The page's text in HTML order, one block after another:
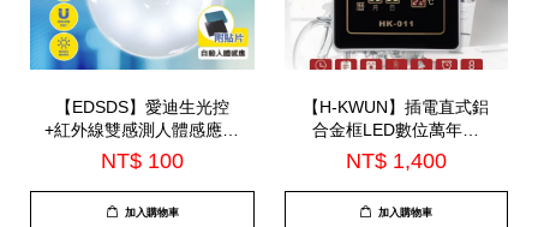
【EDSDS】愛迪生光控
+紅外線雙感測人體感應燈
(EDS-IL6W)
NT$ 100
加入購物車
【H-KWUN】插電直式鋁
合金框LED數位萬年曆
(HK-011)
NT$ 1,400
加入購物車